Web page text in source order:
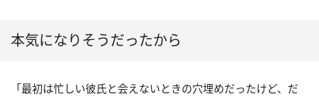
本気になりそうだったから
「最初は忙しい彼氏と会えないときの穴埋めだったけど、だ